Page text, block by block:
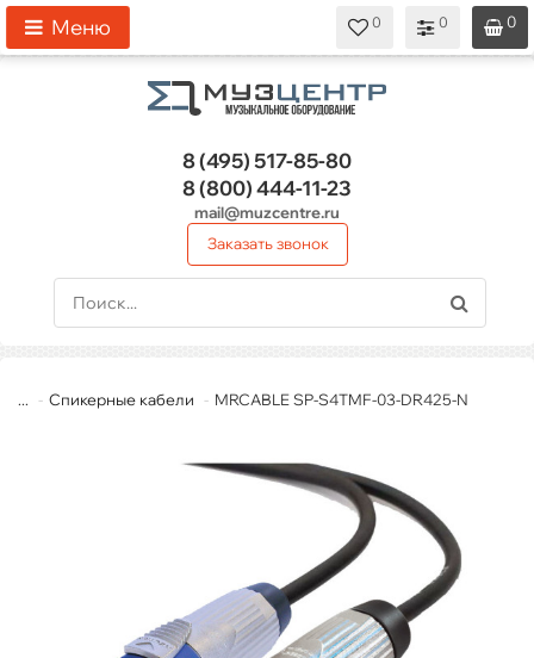
0
0
0
Меню
8 (495)517-85-80
8 (800)444-11-23
mail@muzcentre.ru
Заказать звонок
... Спикерные кабели MRCABLE SP-S4TMF-03-DR425-N